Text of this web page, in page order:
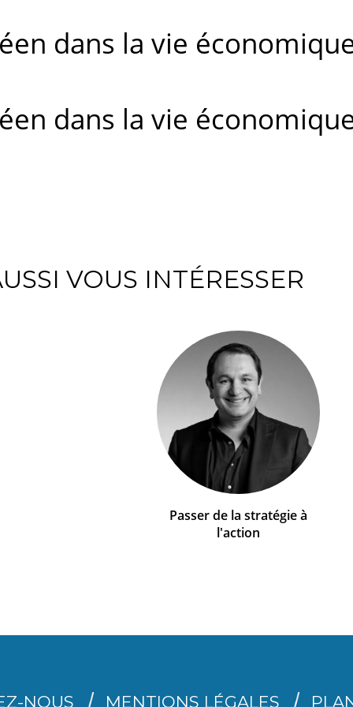
dans la vie
dans la vie
VOUS INTÉRESSER
Passer de la stratégie à
l'action
NOUS MENTIONS LÉGALES